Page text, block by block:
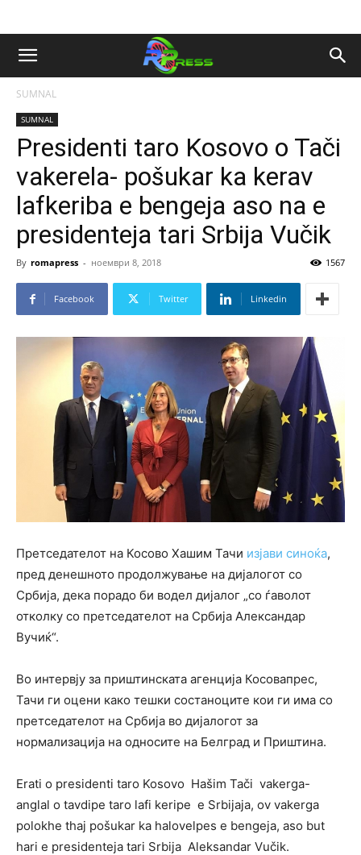
SUMNAL
SUMNAL
Presidenti taro Kosovo o Tači
vakerela- pošukar ka kerav
lafkeriba e bengeja aso na e
presidenteja tari Srbija Vučik
By romapress - ноември 8, 2018 1567
Facebook Twitter Linkedin
Претседателот на Косово Хашим Тачи изјави синоќа,
пред денешното продолжување на дијалогот со
Србија, дека порадо би водел дијалог „со ѓаволот
отколку со претседателот на Србија Александар
Вучиќ“.
Во интервју за приштинската агенција Косовапрес,
Тачи ги оцени како тешки состаноците кои ги има со
претседателот на Србија во дијалогот за
нормализација на односите на Белград и Приштина.
Erati o presidenti taro Kosovo Hašim Tači vakerga-
anglal o tavdipe taro lafi keripe e Srbijaja, ov vakerga
polokhe thaj pošukar ka halovelpes e bengeja, aso but
hari e presidenteja tari Srbija Aleksandar Vučik.